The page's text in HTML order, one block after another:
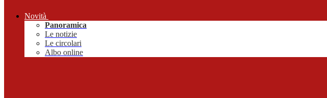
Novità
Panoramica
Le notizie
Le circolari
Albo online